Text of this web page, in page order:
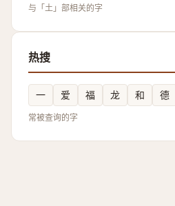
与「土」部相关的字
热搜
一 爱 福 龙 和 德
常被查询的字